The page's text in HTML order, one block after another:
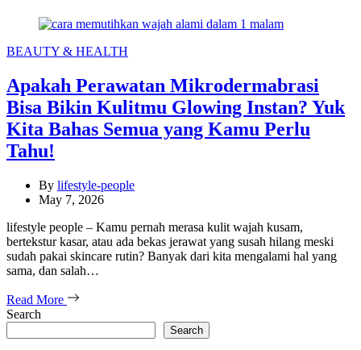
Categories
BEAUTY & HEALTH
Apakah Perawatan Mikrodermabrasi
Bisa Bikin Kulitmu Glowing Instan? Yuk
Kita Bahas Semua yang Kamu Perlu
Tahu!
By lifestyle-people
May 7, 2026
lifestyle people – Kamu pernah merasa kulit wajah kusam,
bertekstur kasar, atau ada bekas jerawat yang susah hilang meski
sudah pakai skincare rutin? Banyak dari kita mengalami hal yang
sama, dan salah…
Read More
Search
Search